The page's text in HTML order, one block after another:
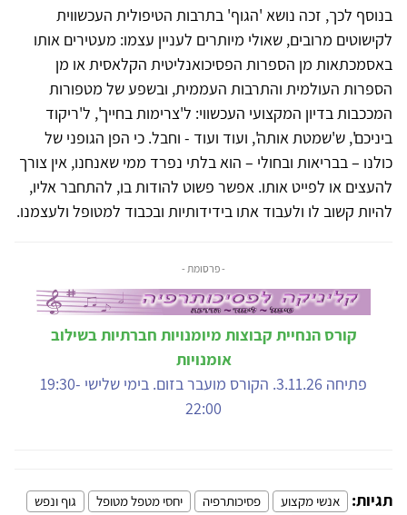
בנוסף לכך, זכה נושא 'הגוף' בתרבות הטיפולית העכשווית
לקישוטים מרובים, שאולי מיותרים לעניין עצמו: מעטירים אותו
באסמכתאות מן הספרות הפסיכואנליטית הקלאסית או מן
הספרות העולמית והתרבות העממית, ובשפע של מטפורות
המככבות בדיון המקצועי העכשווי: ל'צרימות בחייך', ל'ריקוד
ביניכם', ש'שמטת אותה', ועוד ועוד - וחבל. כי הפן הגופני של
כולנו – בבריאות ובחולי – הוא בלתי נפרד ממי שאנחנו, אין צורך
להעצים או לפייט אותו. אפשר פשוט להודות בו, להתחבר אליו,
להיות קשוב לו ולעבוד אתו בידידותיות ובכבוד למטופל ולעצמנו.
- פרסומת -
קורס הנחיית קבוצות מיומנויות חברתיות בשילוב
אומנויות
פתיחה 3.11.26. הקורס מועבר בזום. בימי שלישי 19:30-
22:00
תגיות: אנשי מקצוע פסיכותרפיה יחסי מטפל מטופל
גוף ונפש